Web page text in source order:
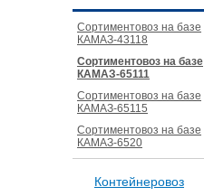
Сортиментовоз на базе
КАМАЗ-43118
Сортиментовоз на базе
КАМАЗ-65111
Сортиментовоз на базе
КАМАЗ-65115
Сортиментовоз на базе
КАМАЗ-6520
Контейнеровоз